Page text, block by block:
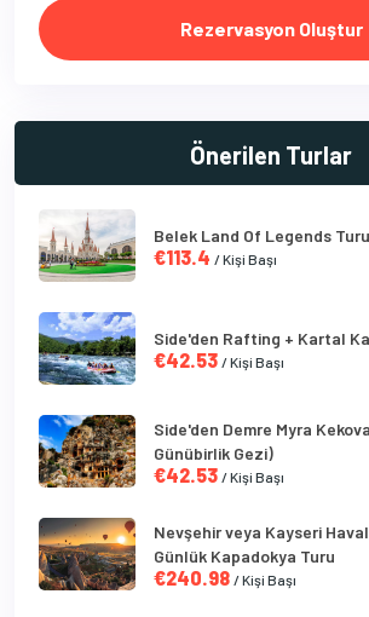
Rezervasyon Oluştur
Önerilen Turlar
Belek Land Of Legends Turu
€113.4 / Kişi Başı
Side'den Rafting + Kartal
€42.53 / Kişi Başı
Side'den Demre Myra
Günübirlik Gezi)
€42.53 / Kişi Başı
Nevşehir veya Kayseri
Günlük Kapadokya Turu
€240.98 / Kişi Başı